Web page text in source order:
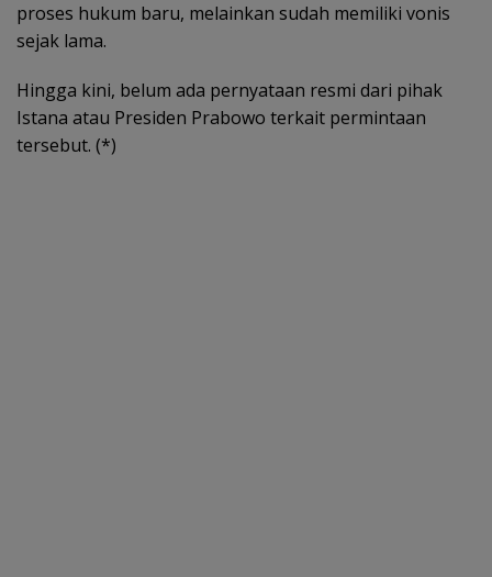
proses hukum baru, melainkan sudah memiliki vonis
sejak lama.
Hingga kini, belum ada pernyataan resmi dari pihak
Istana atau Presiden Prabowo terkait permintaan
tersebut. (*)